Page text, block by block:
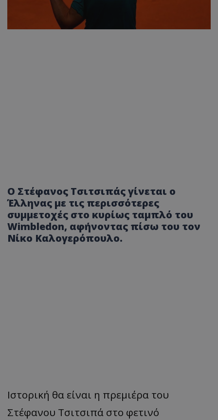
Ο Στέφανος Τσιτσιπάς γίνεται ο
Έλληνας με τις περισσότερες
συμμετοχές στο κυρίως ταμπλό του
Wimbledon, αφήνοντας πίσω του τον
Νίκο Καλογερόπουλο.
Ιστορική θα είναι η πρεμιέρα του
Στέφανου Τσιτσιπά στο φετινό